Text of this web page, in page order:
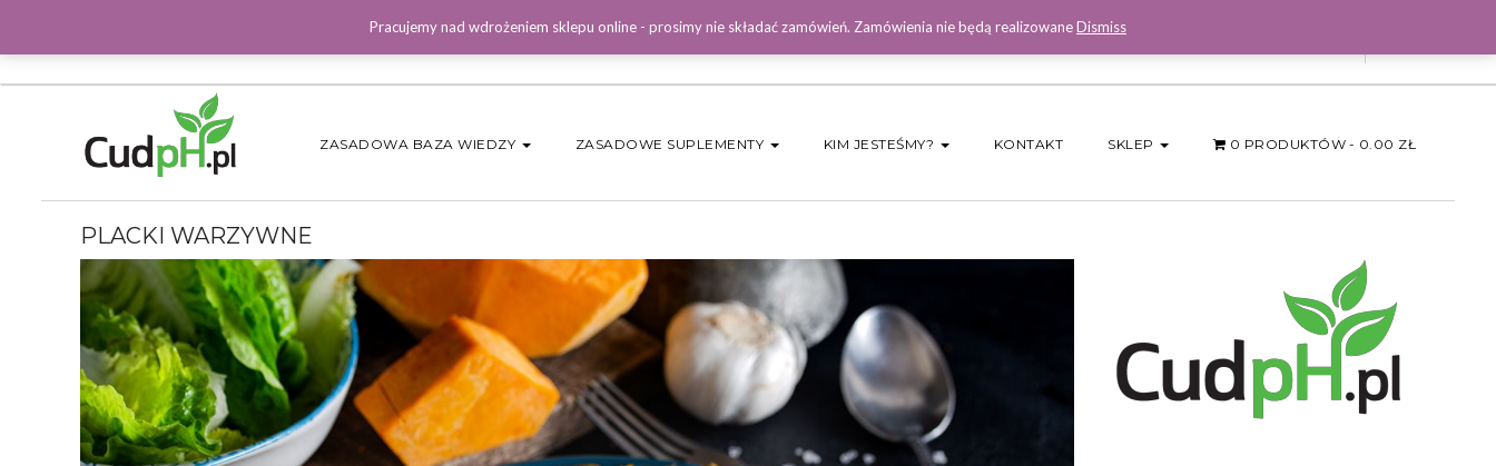
ZASADOWA BAZA WIEDZY ZASADOWE SUPLEMENTY KIM JESTEŚMY? KONTAKT SKLEP 0 PRODUKTÓW 0.00 ZŁ
PLACKI WARZYWNE
Pracujemy nad wdrożeniem sklepu online - prosimy nie składać zamówień. Zamówienia nie będą realizowaneDismiss